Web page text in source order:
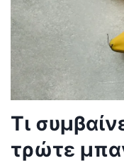
Τι
τρώτε